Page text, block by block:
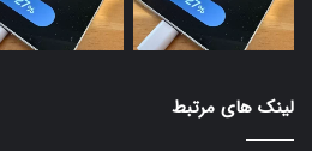
لینک های مرتبط